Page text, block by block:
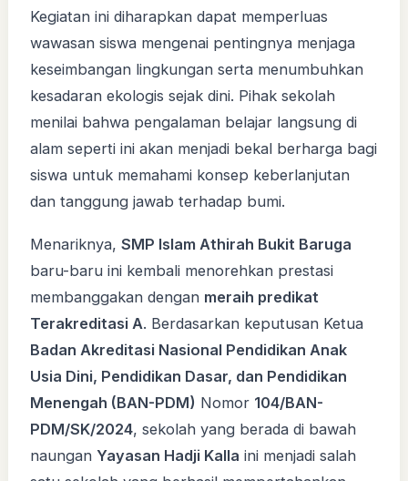
Kegiatan ini diharapkan dapat memperluas
wawasan siswa mengenai pentingnya menjaga
keseimbangan lingkungan serta menumbuhkan
kesadaran ekologis sejak dini. Pihak sekolah
menilai bahwa pengalaman belajar langsung di
alam seperti ini akan menjadi bekal berharga bagi
siswa untuk memahami konsep keberlanjutan
dan tanggung jawab terhadap bumi.
Menariknya, SMP Islam Athirah Bukit Baruga
baru-baru ini kembali menorehkan prestasi
membanggakan dengan meraih predikat
Terakreditasi A. Berdasarkan keputusan Ketua
Badan Akreditasi Nasional Pendidikan Anak
Usia Dini, Pendidikan Dasar, dan Pendidikan
Menengah (BAN-PDM) Nomor 104/BAN-
PDM/SK/2024, sekolah yang berada di bawah
naungan Yayasan Hadji Kalla ini menjadi salah